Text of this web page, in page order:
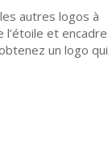
autres logos à
et encadre
un logo qui